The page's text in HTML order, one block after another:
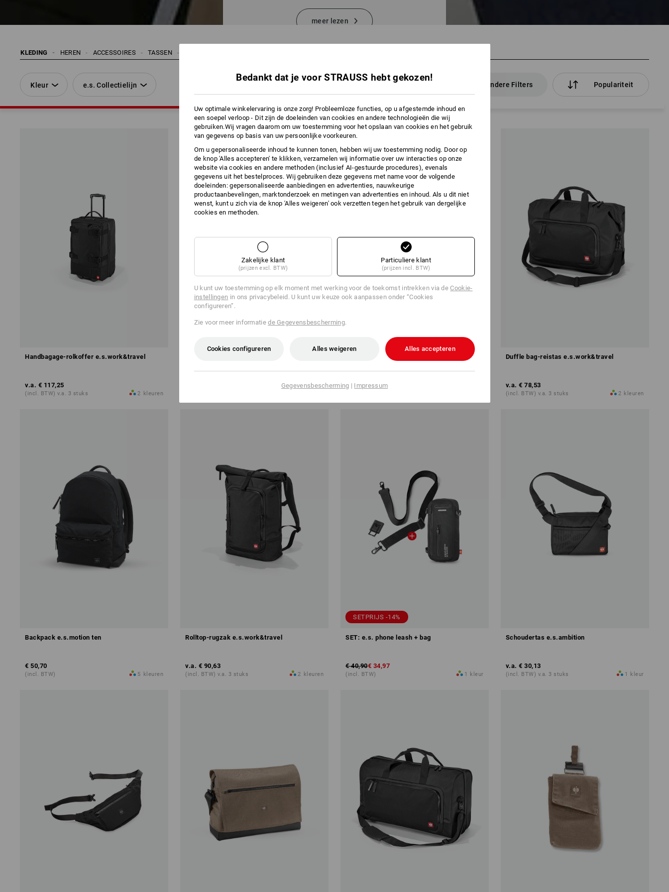
meer lezen
KLEDING TASSEN
ACCESSOIRES
HEREN
Kleur e.s. Collectielijn andere Filters Populariteit
Handbagage-rolkoffer e.s.work&travel
v.a. € 117,25
(incl. BTW) v.a. 3 stuks 2 kleuren
Rolkoffer e.s.work&travel
v.a. € 120,88
Duffle bag-reistas e.s.work&travel
v.a. € 78,53
(incl. BTW) v.a. 3 stuks 2 kleuren
Backpack e.s.motion ten
€ 50,70
(incl. BTW) 5 kleuren
Rolltop-rugzak e.s.work&travel
v.a. € 90,63
(incl. BTW) v.a. 3 stuks 2 kleuren
SETPRIJS -14%
SET: e.s. phone leash + bag
€ 40,90€ 34,97
(incl. BTW) 1 kleur
Schoudertas e.s.ambition
v.a. € 30,13
(incl. BTW) v.a. 3 stuks 1 kleur
Bedankt dat je voor STRAUSS hebt gekozen!
Uw optimale winkelervaring is onze zorg! Probleemloze functies, op u afgestemde inhoud en
een soepel verloop - Dit zijn de doeleinden van cookies en andere technologieën die wij
gebruiken.Wij vragen daarom om uw toestemming voor het opslaan van cookies en het gebruik
van gegevens op basis van uw persoonlijke voorkeuren.
Om u gepersonaliseerde inhoud te kunnen tonen, hebben wij uw toestemming nodig. Door op
de knop 'Alles accepteren' te klikken, verzamelen wij informatie over uw interacties op onze
website via cookies en andere methoden (inclusief AI-gestuurde procedures), evenals
gegevens uit het bestelproces. Wij gebruiken deze gegevens met name voor de volgende
doeleinden: gepersonaliseerde aanbiedingen en advertenties, nauwkeurige
productaanbevelingen, marktonderzoek en metingen van advertenties en inhoud. Als u dit niet
wenst, kunt u zich via de knop 'Alles weigeren' ook verzetten tegen het gebruik van dergelijke
cookies en methoden.
Zakelijke klant
(prijzen excl. BTW)
Particuliere klant
(prijzen incl. BTW)
U kunt uw toestemming op elk moment met werking voor de toekomst intrekken via deCookie-
instellingen in ons privacybeleid. U kunt uw keuze ook aanpassen onder “Cookies
configureren”.
Zie voor meer informatiede Gegevensbescherming.
Cookies configureren Alles weigeren Alles accepteren
Gegevensbescherming | Impressum